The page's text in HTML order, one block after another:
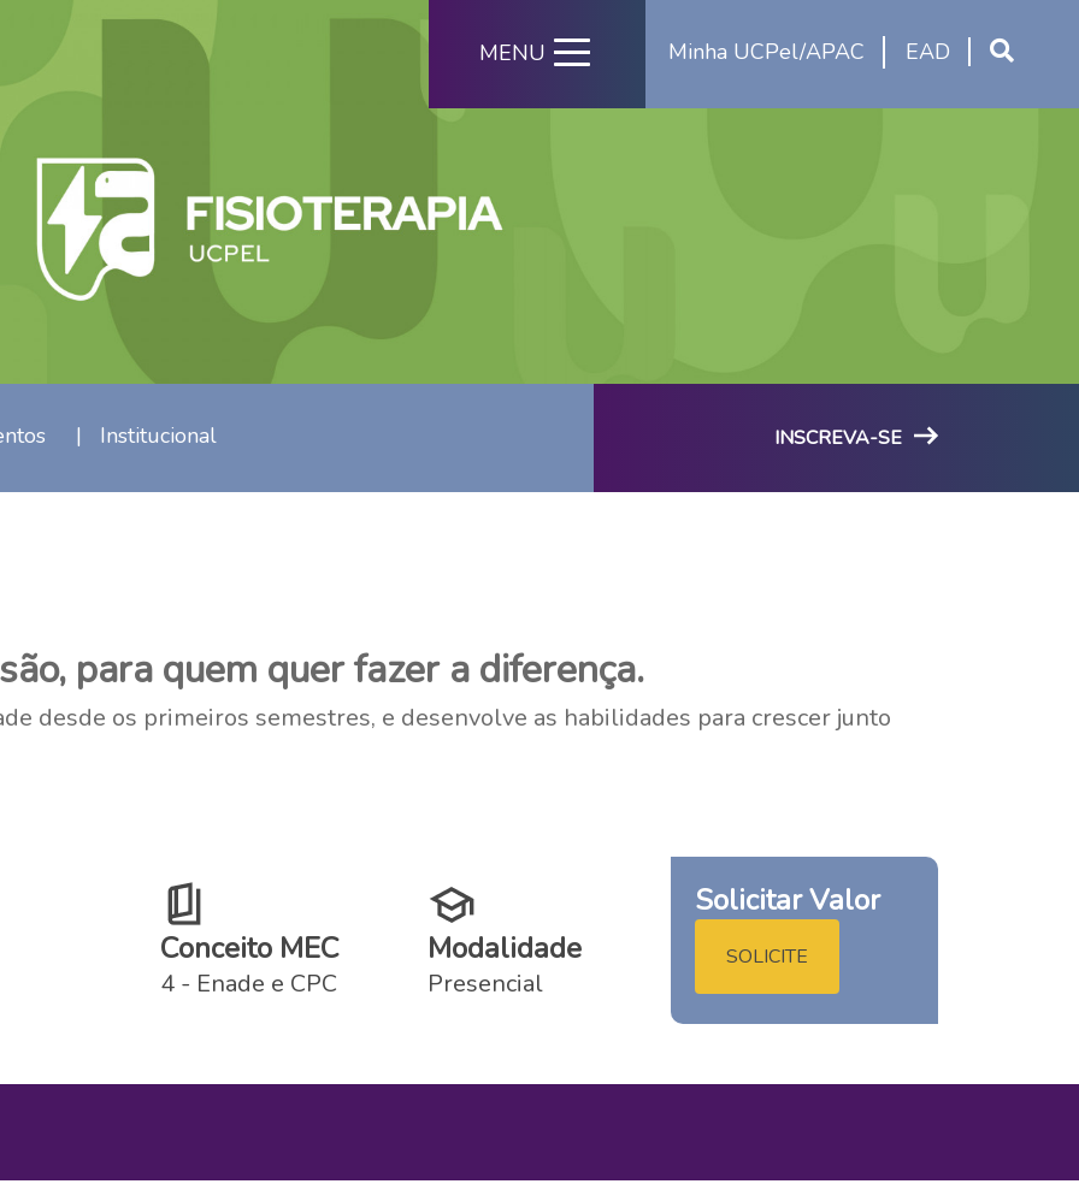
Minha UCPel/APAC EAD
MENU
| Institucional INSCREVA-SE
para quem quer fazer a diferença.
desde os primeiros semestres, e desenvolve as habilidades para crescer junto
Conceito MEC
4 - Enade e CPC
Modalidade
Presencial
Solicitar Valor
SOLICITE